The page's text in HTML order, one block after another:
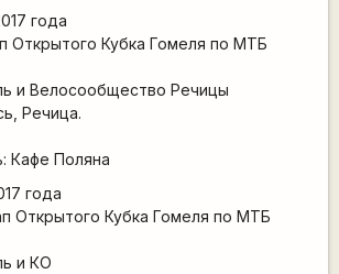
года
Открытого Кубка Гомеля по МТБ
и Велосообщество Речицы
Речица.
Кафе Поляна
года
Открытого Кубка Гомеля по МТБ
и КО